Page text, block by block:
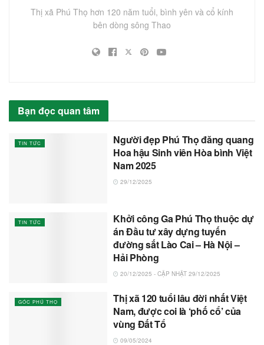
Thị xã Phú Thọ hơn 120 năm tuổi, bình yên và cổ kính
bên dòng sông Thao
Bạn đọc quan tâm
TIN TỨC
Người đẹp Phú Thọ đăng quang
Hoa hậu Sinh viên Hòa bình Việt
Nam 2025
29/12/2025
TIN TỨC
Khởi công Ga Phú Thọ thuộc dự
án Đầu tư xây dựng tuyến
đường sắt Lào Cai – Hà Nội –
Hải Phòng
20/12/2025 - CẬP NHẬT 29/12/2025
GÓC PHÚ THỌ
Thị xã 120 tuổi lâu đời nhất Việt
Nam, được coi là ‘phố cổ’ của
vùng Đất Tổ
09/05/2024